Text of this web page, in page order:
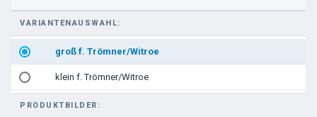
VARIANTENAUSWAHL:
groß f. Trömner/Witroe
klein f. Trömner/Witroe
PRODUKTBILDER: